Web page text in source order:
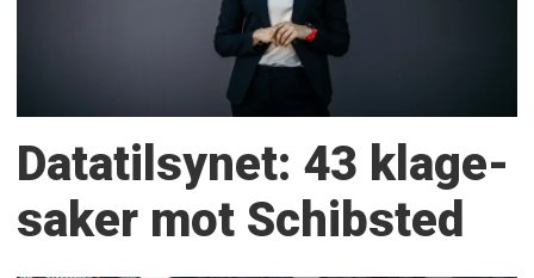
Datatilsynet: 43 klage­
saker mot Schibsted